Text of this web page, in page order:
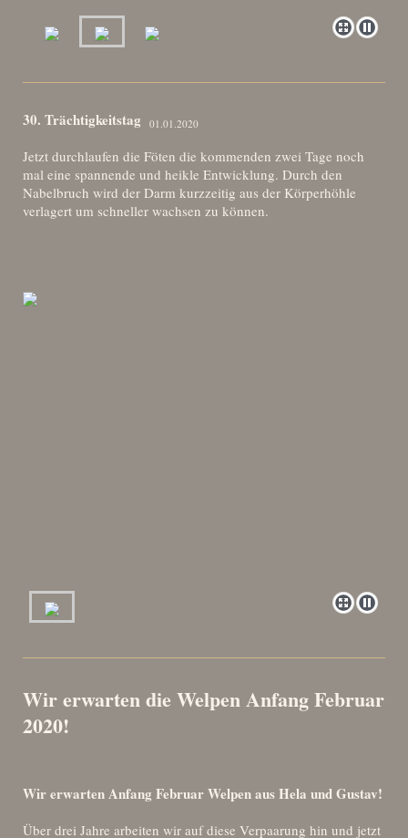
30. Trächtigkeitstag 01.01.2020
Jetzt durchlaufen die Föten die kommenden zwei Tage noch
mal eine spannende und heikle Entwicklung. Durch den
Nabelbruch wird der Darm kurzzeitig aus der Körperhöhle
verlagert um schneller wachsen zu können.
Wir erwarten die Welpen Anfang Februar
2020!
Wir erwarten Anfang Februar Welpen aus Hela und Gustav!
Über drei Jahre arbeiten wir auf diese Verpaarung hin und jetzt